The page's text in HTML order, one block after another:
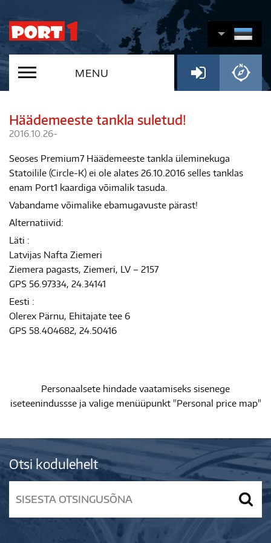
MENU
Häädemeeste tankla suletud!
2016.10.26-
Seoses Premium7 Häädemeeste tankla üleminekuga
Statoilile (Circle-K) ei ole alates 26.10.2016 selles tanklas
enam Port1 kaardiga võimalik tasuda.
Vabandame võimalike ebamugavuste pärast!
Alternatiivid:
Läti :
Latvijas Nafta Ziemeri
Ziemera pagasts, Ziemeri, LV – 2157
GPS 56.97334, 24.34141
Eesti :
Olerex Pärnu, Ehitajate tee 6
GPS 58.404682, 24.50416
Personaalsete hindade vaatamiseks sisenege
iseteenindussse ja valige menüüpunkt "Personal price map"
Otsi kodulehelt